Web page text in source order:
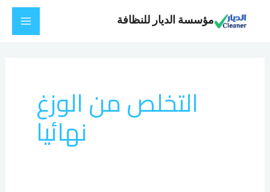
مؤسسة الديار للنظافة
Main
التخلص من الوزغ
نهائيا